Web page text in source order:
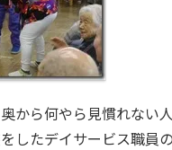
から何やら見慣れない
したデイサービス職員